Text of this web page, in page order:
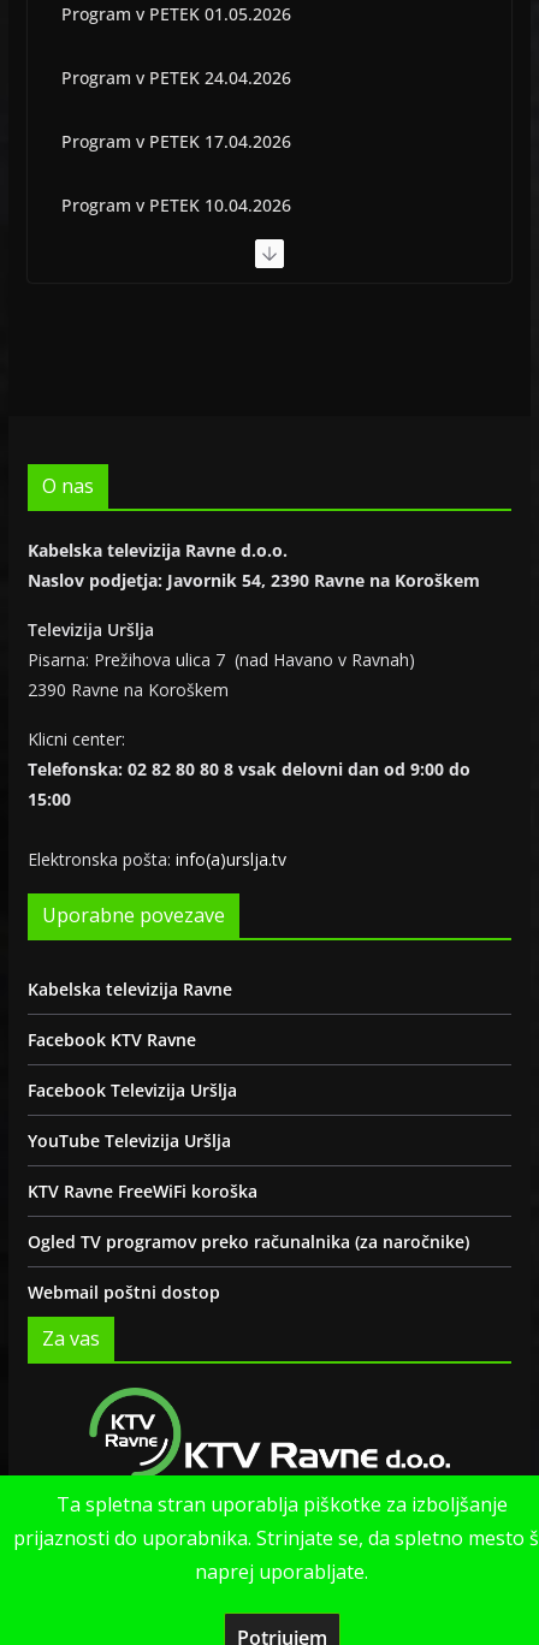
Program v PETEK 01.05.2026
Program v PETEK 24.04.2026
Program v PETEK 17.04.2026
Program v PETEK 10.04.2026
Program v PETEK 03.04.2026
O nas
Kabelska televizija Ravne d.o.o.
Naslov podjetja: Javornik 54, 2390 Ravne na Koroškem
Televizija Uršlja
Pisarna: Prežihova ulica 7 (nad Havano v Ravnah)
2390 Ravne na Koroškem
Klicni center:
Telefonska: 02 82 80 80 8 vsak delovni dan od 9:00 do
15:00
Elektronska pošta: info(a)urslja.tv
Uporabne povezave
Kabelska televizija Ravne
Facebook KTV Ravne
Facebook Televizija Uršlja
YouTube Televizija Uršlja
KTV Ravne FreeWiFi koroška
Ogled TV programov preko računalnika (za naročnike)
Webmail poštni dostop
Za vas
Politika zasebnosti strani
Ta spletna stran uporablja piškotke za izboljšanje
prijaznosti do uporabnika. Strinjate se, da spletno mesto
naprej uporabljate.
Potrjujem